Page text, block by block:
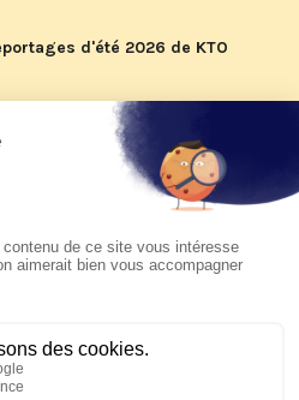
d'été 2026 de KTO
pastorale du pape Léon
Assise à suivre sur KTO le
en Uruguay, Argentine et